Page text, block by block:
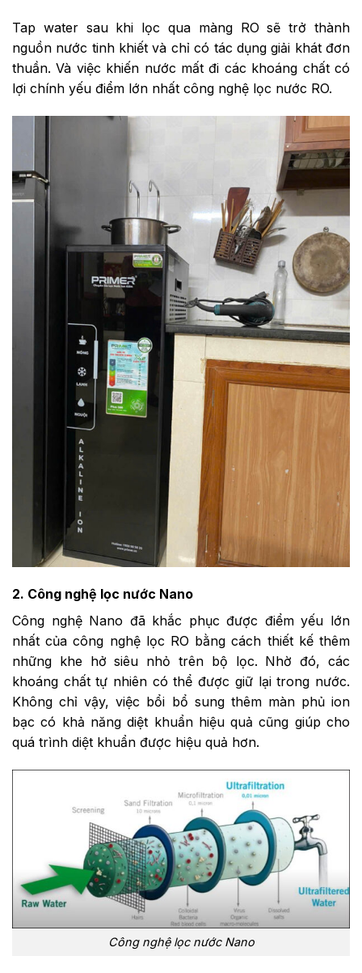
Tap water sau khi lọc qua màng RO sẽ trở thành
nguồn nước tinh khiết và chỉ có tác dụng giải khát đơn
thuần. Và việc khiến nước mất đi các khoáng chất có
lợi chính yếu điểm lớn nhất công nghệ lọc nước RO.
2. Công nghệ lọc nước Nano
Công nghệ Nano đã khắc phục được điểm yếu lớn
nhất của công nghệ lọc RO bằng cách thiết kế thêm
những khe hở siêu nhỏ trên bộ lọc. Nhờ đó, các
khoáng chất tự nhiên có thể được giữ lại trong nước.
Không chỉ vậy, việc bổi bổ sung thêm màn phủ ion
bạc có khả năng diệt khuẩn hiệu quả cũng giúp cho
quá trình diệt khuẩn được hiệu quả hơn.
Công nghệ lọc nước Nano